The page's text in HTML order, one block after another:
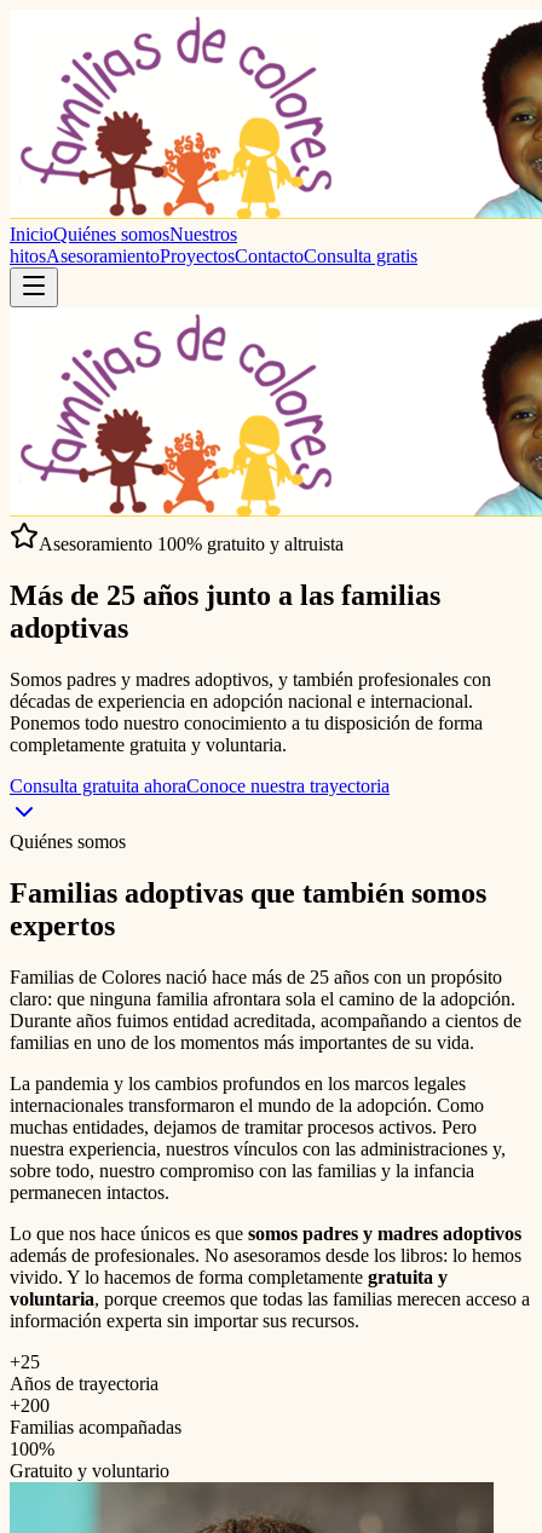
InicioQuiénes somosNuestros
hitosAsesoramientoProyectosContactoConsulta gratis
Asesoramiento 100% gratuito y altruista
Más de 25 años junto a las familias
adoptivas
Somos padres y madres adoptivos, y también profesionales con
décadas de experiencia en adopción nacional e internacional.
Ponemos todo nuestro conocimiento a tu disposición de forma
completamente gratuita y voluntaria.
Consulta gratuita ahoraConoce nuestra trayectoria
Quiénes somos
Familias adoptivas que también somos
expertos
Familias de Colores nació hace más de 25 años con un propósito
claro: que ninguna familia afrontara sola el camino de la adopción.
Durante años fuimos entidad acreditada, acompañando a cientos de
familias en uno de los momentos más importantes de su vida.
La pandemia y los cambios profundos en los marcos legales
internacionales transformaron el mundo de la adopción. Como
muchas entidades, dejamos de tramitar procesos activos. Pero
nuestra experiencia, nuestros vínculos con las administraciones y,
sobre todo, nuestro compromiso con las familias y la infancia
permanecen intactos.
Lo que nos hace únicos es que somos padres y madres adoptivos
además de profesionales. No asesoramos desde los libros: lo hemos
vivido. Y lo hacemos de forma completamente gratuita y
voluntaria, porque creemos que todas las familias merecen acceso a
información experta sin importar sus recursos.
+25
Años de trayectoria
+200
Familias acompañadas
100%
Gratuito y voluntario